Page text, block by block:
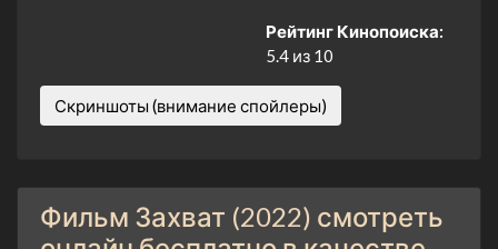
Рейтинг Кинопоиска:
5.4 из 10
Скриншоты (внимание спойлеры)
Фильм Захват (2022) смотреть